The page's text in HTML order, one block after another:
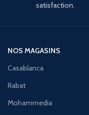
satisfaction.
NOS MAGASINS
Casablanca
Rabat
Mohammedia